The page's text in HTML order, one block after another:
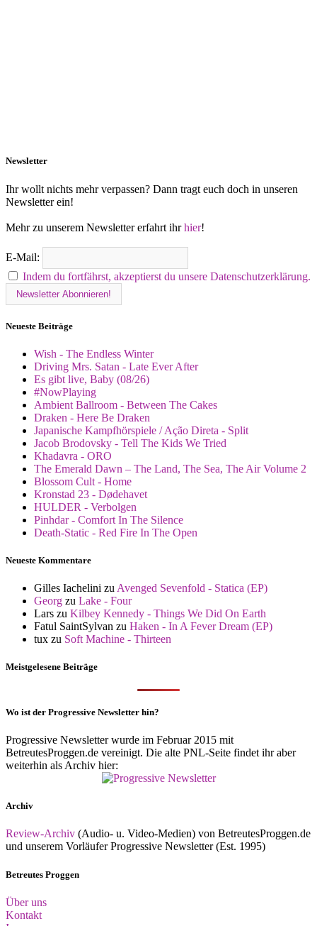
Newsletter
Ihr wollt nichts mehr verpassen? Dann tragt euch doch in unseren
Newsletter ein!
Mehr zu unserem Newsletter erfahrt ihrhier!
E-Mail:
Indem du fortfährst, akzeptierst du unsere Datenschutzerklärung.
Neueste Beiträge
Wish - The Endless Winter
Driving Mrs. Satan - Late Ever After
Es gibt live, Baby (08/26)
#NowPlaying
Ambient Ballroom - Between The Cakes
Draken - Here Be Draken
Japanische Kampfhörspiele / Ação Direta - Split
Jacob Brodovsky - Tell The Kids We Tried
Khadavra - ORO
The Emerald Dawn – The Land, The Sea, The Air Volume 2
Blossom Cult - Home
Kronstad 23 - Dødehavet
HULDER - Verbolgen
Pinhdar - Comfort In The Silence
Death-Static - Red Fire In The Open
Neueste Kommentare
Gilles Iachelini zu Avenged Sevenfold - Statica (EP)
Georg zu Lake - Four
Lars zu Kilbey Kennedy - Things We Did On Earth
Fatul SaintSylvan zu Haken - In A Fever Dream (EP)
tux zu Soft Machine - Thirteen
Meistgelesene Beiträge
Wo ist der Progressive Newsletter hin?
Progressive Newsletter wurde im Februar 2015 mit
BetreutesProggen.de vereinigt. Die alte PNL-Seite findet ihr aber
weiterhin als Archiv hier:
Archiv
Review-Archiv (Audio- u. Video-Medien) von BetreutesProggen.de
und unserem Vorläufer Progressive Newsletter (Est. 1995)
Betreutes Proggen
Über uns
Kontakt